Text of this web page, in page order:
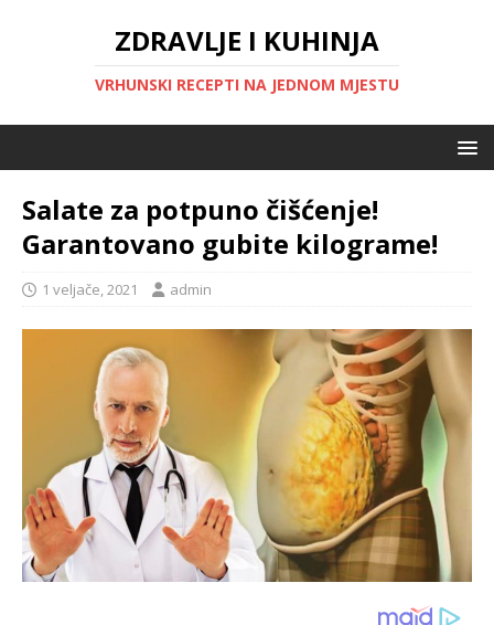
ZDRAVLJE I KUHINJA
VRHUNSKI RECEPTI NA JEDNOM MJESTU
Salate za potpuno čišćenje!
Garantovano gubite kilograme!
1 veljače, 2021 admin